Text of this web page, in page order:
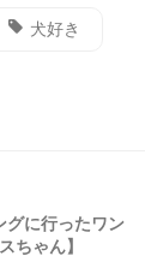
犬好き
グに行ったワン
ちゃん】